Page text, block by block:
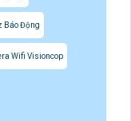
Báo Động
Wifi Visioncop